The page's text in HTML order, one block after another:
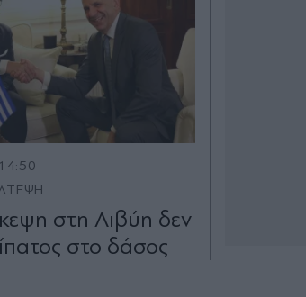
στη Λιβύη δεν
στο δάσος